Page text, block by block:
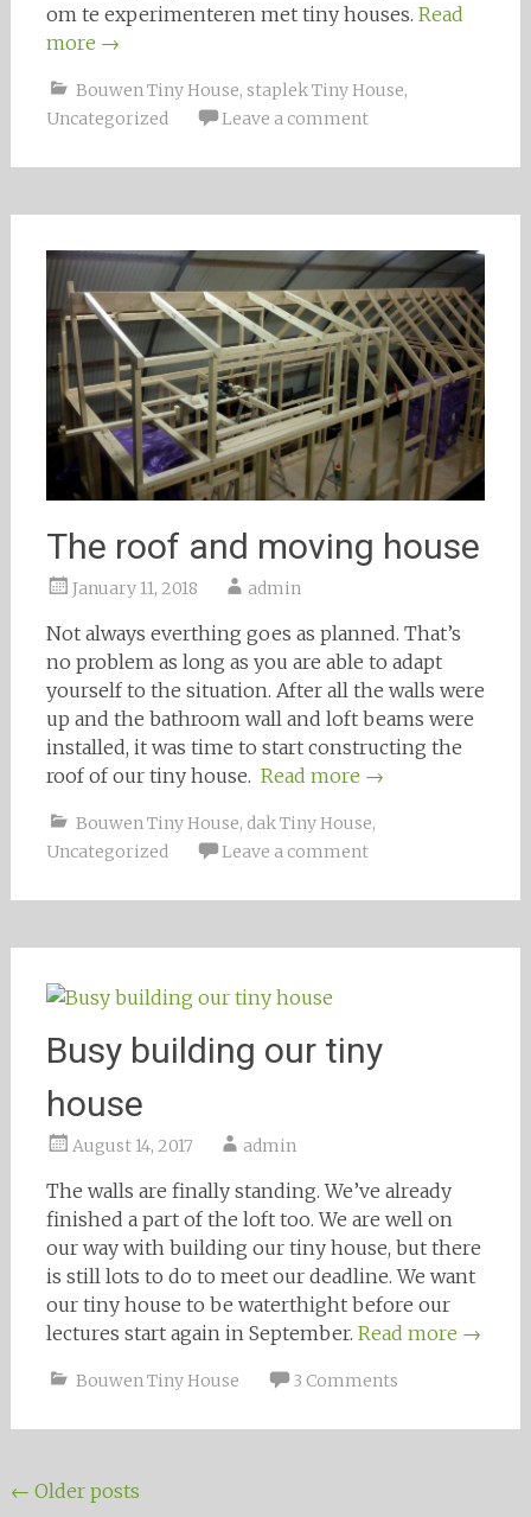
om te experimenteren met tiny houses. Read
more →
Bouwen Tiny House, staplek Tiny House,
Uncategorized
Leave a comment
The roof and moving house
January 11, 2018 admin
Not always everthing goes as planned. That’s
no problem as long as you are able to adapt
yourself to the situation. After all the walls were
up and the bathroom wall and loft beams were
installed, it was time to start constructing the
roof of our tiny house. Read more →
Bouwen Tiny House, dak Tiny House,
Uncategorized
Leave a comment
Busy building our tiny
house
August 14, 2017 admin
The walls are finally standing. We’ve already
finished a part of the loft too. We are well on
our way with building our tiny house, but there
is still lots to do to meet our deadline. We want
our tiny house to be waterthight before our
lectures start again in September. Read more →
Bouwen Tiny House 3 Comments
Posts navigation
← Older posts